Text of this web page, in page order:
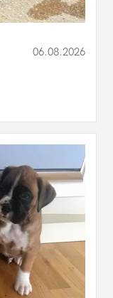
06.08.2026